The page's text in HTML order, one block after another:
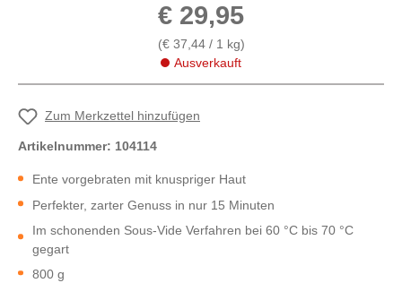
€ 29,95
(€ 37,44 / 1 kg)
Ausverkauft
Zum Merkzettel hinzufügen
Artikelnummer: 104114
Ente vorgebraten mit knuspriger Haut
Perfekter, zarter Genuss in nur 15 Minuten
Im schonenden Sous-Vide Verfahren bei 60 °C bis 70 °C
gegart
800 g